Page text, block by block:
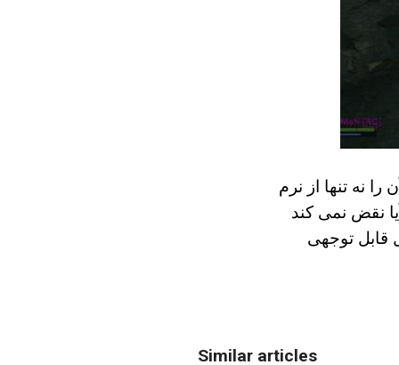
نه تنها از نرم
نقض نمی کند
قابل توجهی
Similar articles